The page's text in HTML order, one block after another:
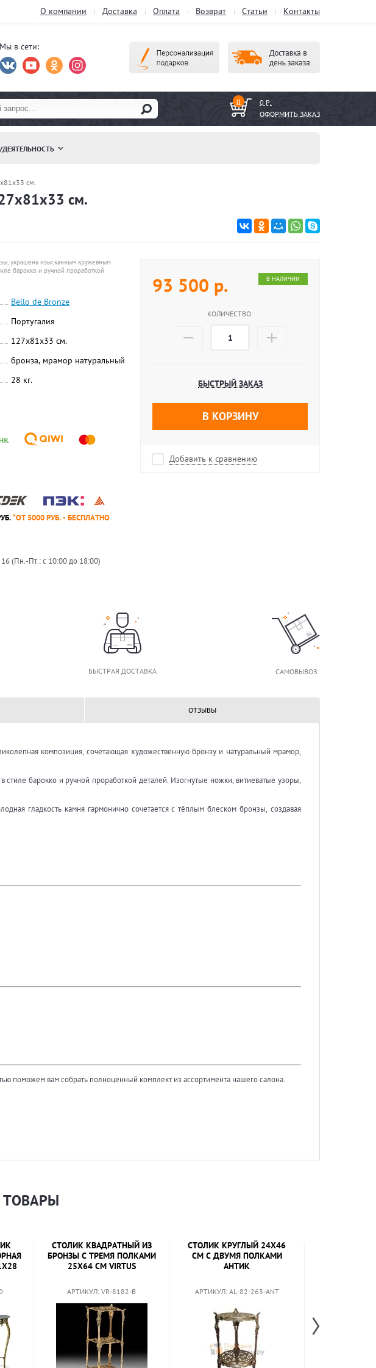
О компании Доставка Оплата Возврат Статьи Контакты
Мы в сети:
0
0 Р.
ОФОРМИТЬ ЗАКАЗ
см.
см.
украшена изысканным кружевным
барокко и ручной проработкой
Bello de Bronze
Португалия
127x81x33 см.
бронза, мрамор натуральный
28 кг.
*ОТ 5000 РУБ. - БЕСПЛАТНО
(Пн.-Пт.: с 10:00 до 18:00)
93 500 р. В НАЛИЧИИ
КОЛИЧЕСТВО:
БЫСТРЫЙ ЗАКАЗ
В КОРЗИНУ
Добавить к сравнению
БЫСТРАЯ ДОСТАВКА САМОВЫВОЗ
ОТЗЫВЫ
композиция, сочетающая художественную бронзу и натуральный мрамор,
барокко и ручной проработкой деталей. Изогнутые ножки, витиеватые узоры,
гладкость камня гармонично сочетается с тёплым блеском бронзы, создавая
поможем вам собрать полноценный комплект из ассортимента нашего салона.
СТОЛИК КВАДРАТНЫЙ ИЗ
БРОНЗЫ С ТРЕМЯ ПОЛКАМИ
25X64 СМ VIRTUS
АРТИКУЛ: VR-8182-B
СТОЛИК КРУГЛЫЙ 24Х46
СМ С ДВУМЯ ПОЛКАМИ
АНТИК
АРТИКУЛ: AL-82-263-ANT